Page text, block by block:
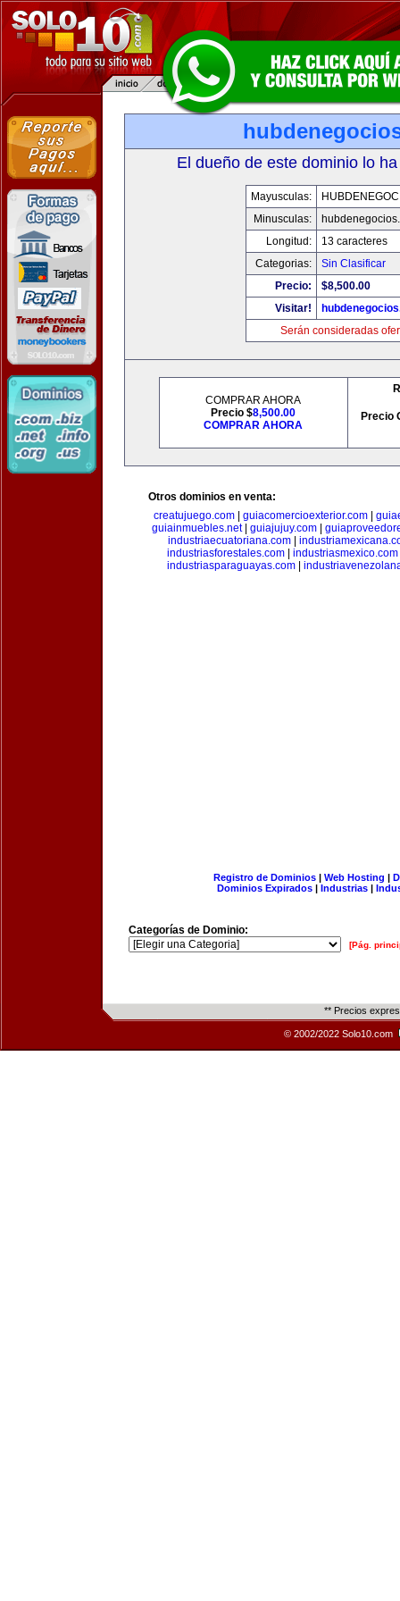
El dueño de este dominio lo
Mayusculas:
Minusculas:
Longitud:
13 caracteres
Categorias:
Sin Clasificar
Precio:
$8,500.00
Visitar!
Serán consideradas
COMPRAR AHORA
Precio $8,500.00
COMPRAR AHORA
Precio
Otros dominios en venta:
creatujuego.com| guiacomercioexterior.com|
guiainmuebles.net| guiajujuy.com|
industriaecuatoriana.com|
industriasforestales.com
industriasmexico.com
industriasparaguayas.com
Registro de Dominios| Web Hosting |
Dominios Expirados | Industrias |
Categorías de Dominio:
[Pág.
** Precios
© 2002/2022 Solo10.com